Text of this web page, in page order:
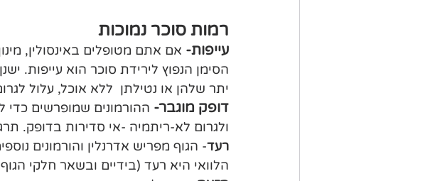
רמות סוכר נמוכות
עייפות- אם אתם מטופלים באינסולין,
הסימן הנפוץ לירידת סוכר הוא עייפות.
יתר שלהן או נטילתן  ללא אוכל, עלול
דופק מוגבר- ההורמונים שמופרשים
ולגרום לא-ריתמיה -אי סדירות בדופק.
רעד- הגוף מפריש אדרנלין והורמונים
הלוואי היא רעד (בידיים ובשאר חלקי